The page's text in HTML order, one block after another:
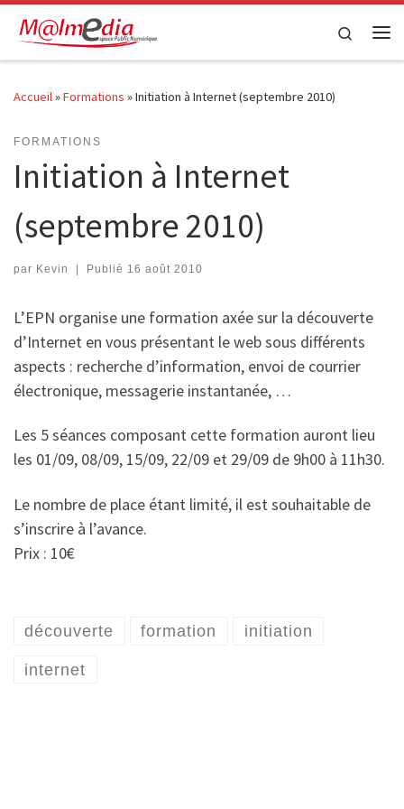
Passer au contenu
Search
Accueil»Formations »Initiation à Internet (septembre 2010)
FORMATIONS
Initiation à Internet
(septembre 2010)
par Kevin | Publié 16 août 2010
L’EPN organise une formation axée sur la découverte
d’Internet en vous présentant le web sous différents
aspects : recherche d’information, envoi de courrier
électronique, messagerie instantanée, …
Les 5 séances composant cette formation auront lieu
les 01/09, 08/09, 15/09, 22/09 et 29/09 de 9h00 à 11h30.
Le nombre de place étant limité, il est souhaitable de
s’inscrire à l’avance.
Prix : 10€
découverte formation initiation
internet